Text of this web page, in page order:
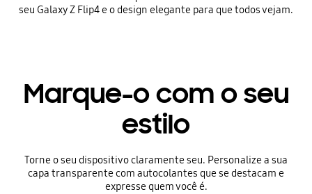
seu Galaxy Z Flip4 e o design elegante para que todos vejam.
Marque-o com o seu
estilo
Torne o seu dispositivo claramente seu. Personalize a sua
capa transparente com autocolantes que se destacam e
expresse quem você é.